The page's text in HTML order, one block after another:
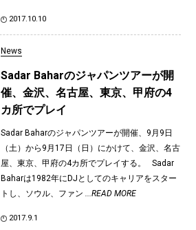
2017.10.10
News
Sadar Baharのジャパンツアーが開
催、金沢、名古屋、東京、甲府の4
カ所でプレイ
Sadar Baharのジャパンツアーが開催、9月9日
（土）から9月17日（日）にかけて、金沢、名古
屋、東京、甲府の4カ所でプレイする。 Sadar
Baharは1982年にDJとしてのキャリアをスター
トし、ソウル、ファン ...READ MORE
2017.9.1